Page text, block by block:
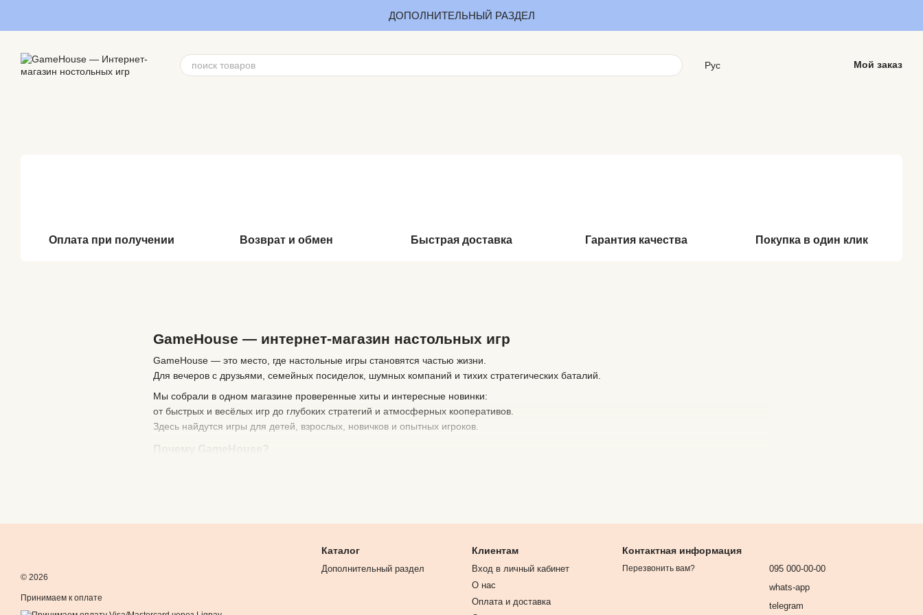
ДОПОЛНИТЕЛЬНЫЙ РАЗДЕЛ
Рус Мой заказ
Оплата при получении Возврат и обмен Быстрая доставка Гарантия качества Покупка в один клик
GameHouse — интернет-магазин настольных игр
GameHouse — это место, где настольные игры становятся частью жизни.
Для вечеров с друзьями, семейных посиделок, шумных компаний и тихих стратегических баталий.
Мы собрали в одном магазине проверенные хиты и интересные новинки:
от быстрых и весёлых игр до глубоких стратегий и атмосферных кооперативов.
Здесь найдутся игры для детей, взрослых, новичков и опытных игроков.
помощь с выбором, если не знаешь, что именно подойдёт
, которая соберёт всех за одним столом.
🎲GameHouse — игра начинается здесь.
© 2026
Принимаем к оплате
Каталог
Дополнительный раздел
Клиентам
Вход в личный кабинет
О нас
Оплата и доставка
Контактная информация
Перезвонить вам?
095 000-00-00
whats-app
telegram